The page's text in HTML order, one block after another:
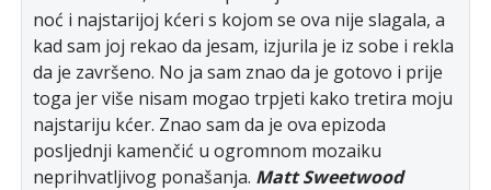
noć i najstarijoj kćeri s kojom se ova nije slagala, a
kad sam joj rekao da jesam, izjurila je iz sobe i rekla
da je završeno. No ja sam znao da je gotovo i prije
toga jer više nisam mogao trpjeti kako tretira moju
najstariju kćer. Znao sam da je ova epizoda
posljednji kamenčić u ogromnom mozaiku
neprihvatljivog ponašanja. Matt Sweetwood